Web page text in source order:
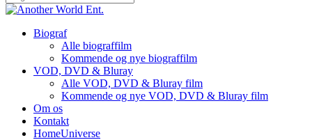
Biograf
Alle biograffilm
Kommende og nye biograffilm
VOD, DVD & Bluray
Alle VOD, DVD & Bluray film
Kommende og nye VOD, DVD & Bluray film
Om os
Kontakt
HomeUniverse